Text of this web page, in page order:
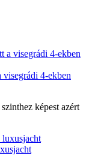
visegrádi 4-ekben
képest azért